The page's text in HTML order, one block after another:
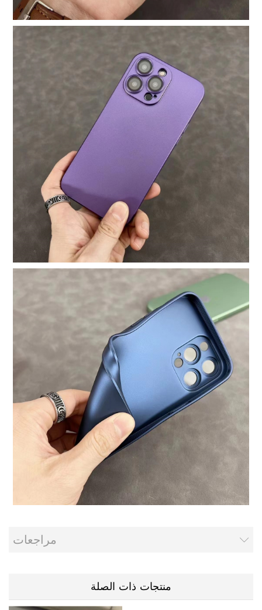
مراجعات
منتجات ذات الصلة